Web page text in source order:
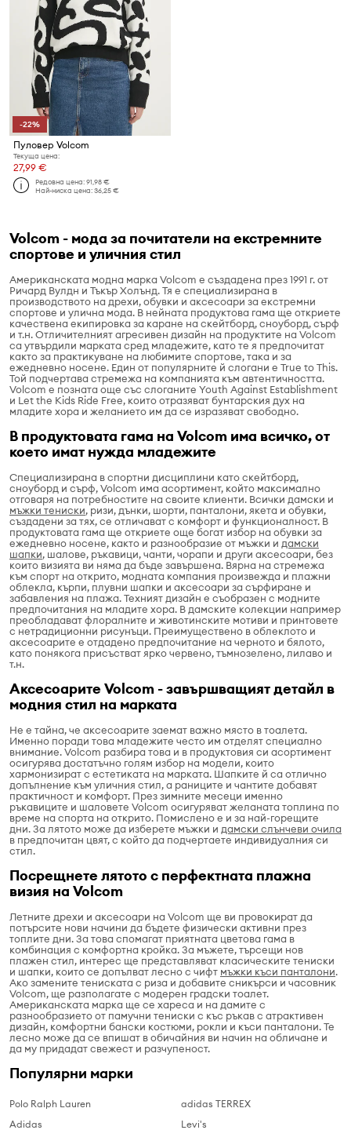
-22%
Пуловер Volcom
Текуща цена:
27,99 €
Редовна цена:91,98 €
Най-ниска цена:36,25 €
Volcom - мода за почитатели на екстремните
спортове и уличния стил
Американската модна марка Volcom е създадена през 1991 г. от
Ричард Вулдн и Тъкър Холънд. Тя е специализирана в
производството на дрехи, обувки и аксесоари за екстремни
спортове и улична мода. В нейната продуктова гама ще откриете
качествена екипировка за каране на скейтборд, сноуборд, сърф
и т.н. Отличителният агресивен дизайн на продуктите на Volcom
са утвърдили марката сред младежите, като те я предпочитат
както за практикуване на любимите спортове, така и за
ежедневно носене. Един от популярните й слогани е True to This.
Той подчертава стремежа на компанията към автентичността.
Volcom е позната още със слоганите Youth Against Establishment
и Let the Kids Ride Free, които отразяват бунтарския дух на
младите хора и желанието им да се изразяват свободно.
В продуктовата гама на Volcom има всичко, от
което имат нужда младежите
Специализирана в спортни дисциплини като скейтборд,
сноуборд и сърф, Volcom има асортимент, който максимално
отговаря на потребностите на своите клиенти. Всички дамски и
мъжки тениски, ризи, дънки, шорти, панталони, якета и обувки,
създадени за тях, се отличават с комфорт и функционалност. В
продуктовата гама ще откриете още богат избор на обувки за
ежедневно носене, както и разнообразие от мъжки и дамски
шапки, шалове, ръкавици, чанти, чорапи и други аксесоари, без
които визията ви няма да бъде завършена. Вярна на стремежа
към спорт на открито, модната компания произвежда и плажни
облекла, кърпи, плувни шапки и аксесоари за сърфиране и
забавления на плажа. Техният дизайн е съобразен с модните
предпочитания на младите хора. В дамските колекции например
преобладават флоралните и животинските мотиви и принтовете
с нетрадиционни рисунъци. Преимуществено в облеклото и
аксесоарите е отдадено предпочитание на черното и бялото,
като понякога присъстват ярко червено, тъмнозелено, лилаво и
т.н.
Аксесоарите Volcom - завършващият детайл в
модния стил на марката
Не е тайна, че аксесоарите заемат важно място в тоалета.
Именно поради това младежите често им отделят специално
внимание. Volcom разбира това и в продуктовия си асортимент
осигурява достатъчно голям избор на модели, които
хармонизират с естетиката на марката. Шапките й са отлично
допълнение към уличния стил, а раниците и чантите добавят
практичност и комфорт. През зимните месеци именно
ръкавиците и шаловете Volcom осигуряват желаната топлина по
време на спорта на открито. Помислено е и за най-горещите
дни. За лятото може да изберете мъжки и дамски слънчеви очила
в предпочитан цвят, с който да подчертаете индивидуалния си
стил.
Посрещнете лятото с перфектната плажна
визия на Volcom
Летните дрехи и аксесоари на Volcom ще ви провокират да
потърсите нови начини да бъдете физически активни през
топлите дни. За това спомагат приятната цветова гама в
комбинация с комфортна кройка. За мъжете, търсещи нов
плажен стил, интерес ще представляват класическите тениски
и шапки, които се допълват лесно с чифт мъжки къси панталони.
Ако замените тениската с риза и добавите сникърси и часовник
Volcom, ще разполагате с модерен градски тоалет.
Американската марка ще се хареса и на дамите с
разнообразието от памучни тениски с къс ръкав с атрактивен
дизайн, комфортни бански костюми, рокли и къси панталони. Те
лесно може да се впишат в обичайния ви начин на обличане и
да му придадат свежест и разчупеност.
Популярни марки
Polo Ralph Lauren
Adidas
adidas TERREX
Levi's